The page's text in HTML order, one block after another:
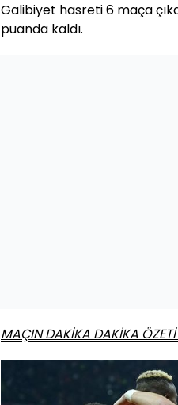
Galibiyet hasreti 6 maça
puanda kaldı.
MAÇIN DAKİKA DAKİKA